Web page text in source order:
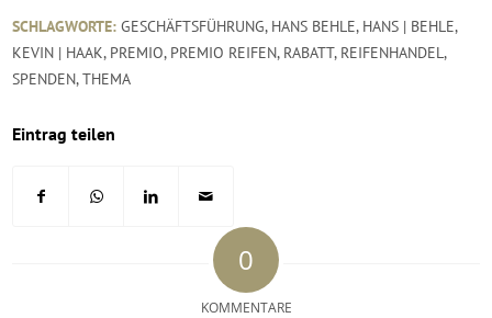
SCHLAGWORTE: GESCHÄFTSFÜHRUNG, HANS BEHLE, HANS | BEHLE,
KEVIN | HAAK, PREMIO, PREMIO REIFEN, RABATT, REIFENHANDEL,
SPENDEN,THEMA
Eintrag teilen
0
KOMMENTARE